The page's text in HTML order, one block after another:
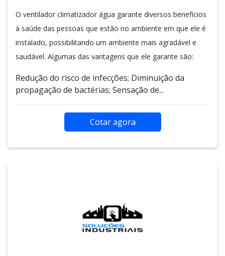
O ventilador climatizador água garante diversos benefícios
à saúde das pessoas que estão no ambiente em que ele é
instalado, possibilitando um ambiente mais agradável e
saudável. Algumas das vantagens que ele garante são:
Redução do risco de infecções; Diminuição da
propagação de bactérias; Sensação de...
Cotar agora